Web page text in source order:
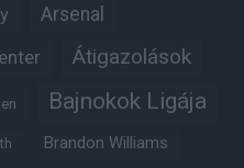
Arsenal
Átigazolások
Bajnokok Ligája
Brandon Williams